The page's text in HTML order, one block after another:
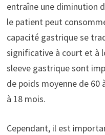
entraîne une diminution
le patient peut
capacité gastrique se
significative à court et à
sleeve gastrique sont
de poids moyenne de 60
à 18 mois.
Cependant, il est